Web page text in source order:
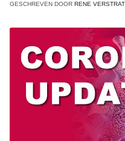
GESCHREVEN DOOR RENE